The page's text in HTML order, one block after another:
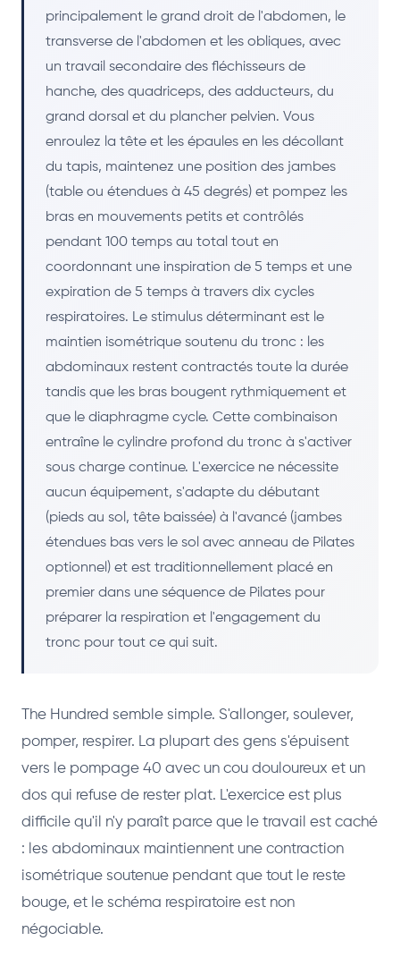
principalement le grand droit de l'abdomen, le
transverse de l'abdomen et les obliques, avec
un travail secondaire des fléchisseurs de
hanche, des quadriceps, des adducteurs, du
grand dorsal et du plancher pelvien. Vous
enroulez la tête et les épaules en les décollant
du tapis, maintenez une position des jambes
(table ou étendues à 45 degrés) et pompez les
bras en mouvements petits et contrôlés
pendant 100 temps au total tout en
coordonnant une inspiration de 5 temps et une
expiration de 5 temps à travers dix cycles
respiratoires. Le stimulus déterminant est le
maintien isométrique soutenu du tronc : les
abdominaux restent contractés toute la durée
tandis que les bras bougent rythmiquement et
que le diaphragme cycle. Cette combinaison
entraîne le cylindre profond du tronc à s'activer
sous charge continue. L'exercice ne nécessite
aucun équipement, s'adapte du débutant
(pieds au sol, tête baissée) à l'avancé (jambes
étendues bas vers le sol avec anneau de Pilates
optionnel) et est traditionnellement placé en
premier dans une séquence de Pilates pour
préparer la respiration et l'engagement du
tronc pour tout ce qui suit.
The Hundred semble simple. S'allonger, soulever,
pomper, respirer. La plupart des gens s'épuisent
vers le pompage 40 avec un cou douloureux et un
dos qui refuse de rester plat. L'exercice est plus
difficile qu'il n'y paraît parce que le travail est caché
: les abdominaux maintiennent une contraction
isométrique soutenue pendant que tout le reste
bouge, et le schéma respiratoire est non
négociable.